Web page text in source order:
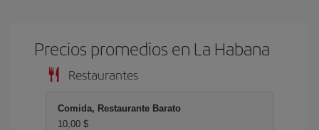
Precios promedios en La Habana
Restaurantes
Comida, Restaurante Barato
10,00 $